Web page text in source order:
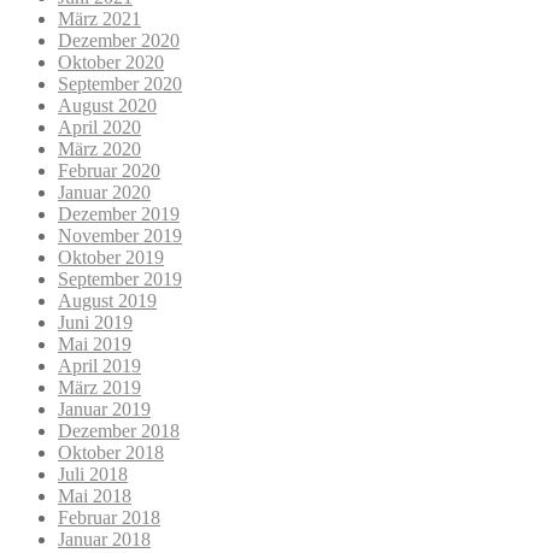
März 2021
Dezember 2020
Oktober 2020
September 2020
August 2020
April 2020
März 2020
Februar 2020
Januar 2020
Dezember 2019
November 2019
Oktober 2019
September 2019
August 2019
Juni 2019
Mai 2019
April 2019
März 2019
Januar 2019
Dezember 2018
Oktober 2018
Juli 2018
Mai 2018
Februar 2018
Januar 2018